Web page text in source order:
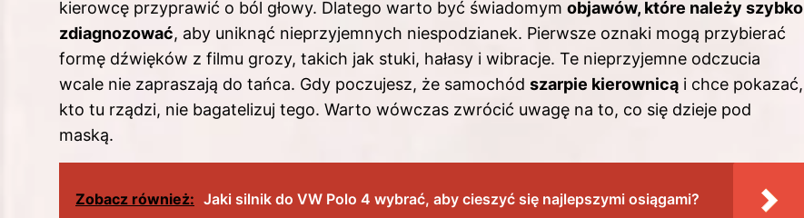
kierowcę przyprawić o ból głowy. Dlatego warto być świadomym objawów, które należy szybko
zdiagnozować, aby uniknąć nieprzyjemnych niespodzianek. Pierwsze oznaki mogą przybierać
formę dźwięków z filmu grozy, takich jak stuki, hałasy i wibracje. Te nieprzyjemne odczucia
wcale nie zapraszają do tańca. Gdy poczujesz, że samochód szarpie kierownicą i chce pokazać,
kto tu rządzi, nie bagatelizuj tego. Warto wówczas zwrócić uwagę na to, co się dzieje pod
maską.
Zobacz również: Jaki silnik do VW Polo 4 wybrać, aby cieszyć się najlepszymi osiągami?